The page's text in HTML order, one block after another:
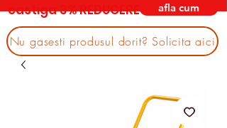
castiga 3% REDUCERE afla cum
Nu gasesti produsul dorit? Solicita aici